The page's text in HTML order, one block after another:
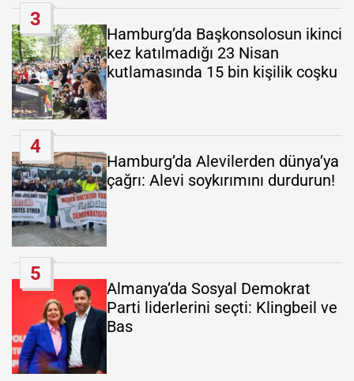
3
Hamburg’da Başkonsolosun ikinci
kez katılmadığı 23 Nisan
kutlamasında 15 bin kişilik coşku
4
Hamburg’da Alevilerden dünya’ya
çağrı: Alevi soykırımını durdurun!
5
Almanya’da Sosyal Demokrat
Parti liderlerini seçti: Klingbeil ve
Bas